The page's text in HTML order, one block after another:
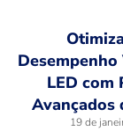
LED com
Avançados
19 de